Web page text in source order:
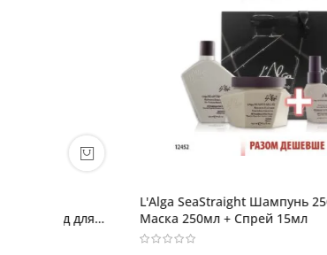
L'Alga SeaStraight Шампунь 250мл +
Маска 250мл + Спрей 15мл